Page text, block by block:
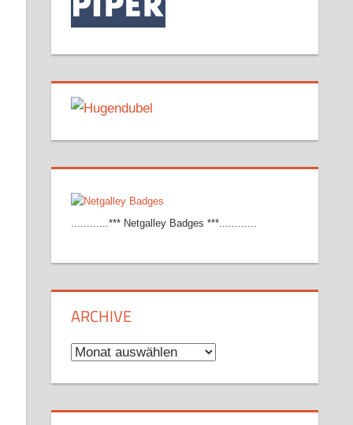
............*** Netgalley Badges ***............
ARCHIVE
Archive